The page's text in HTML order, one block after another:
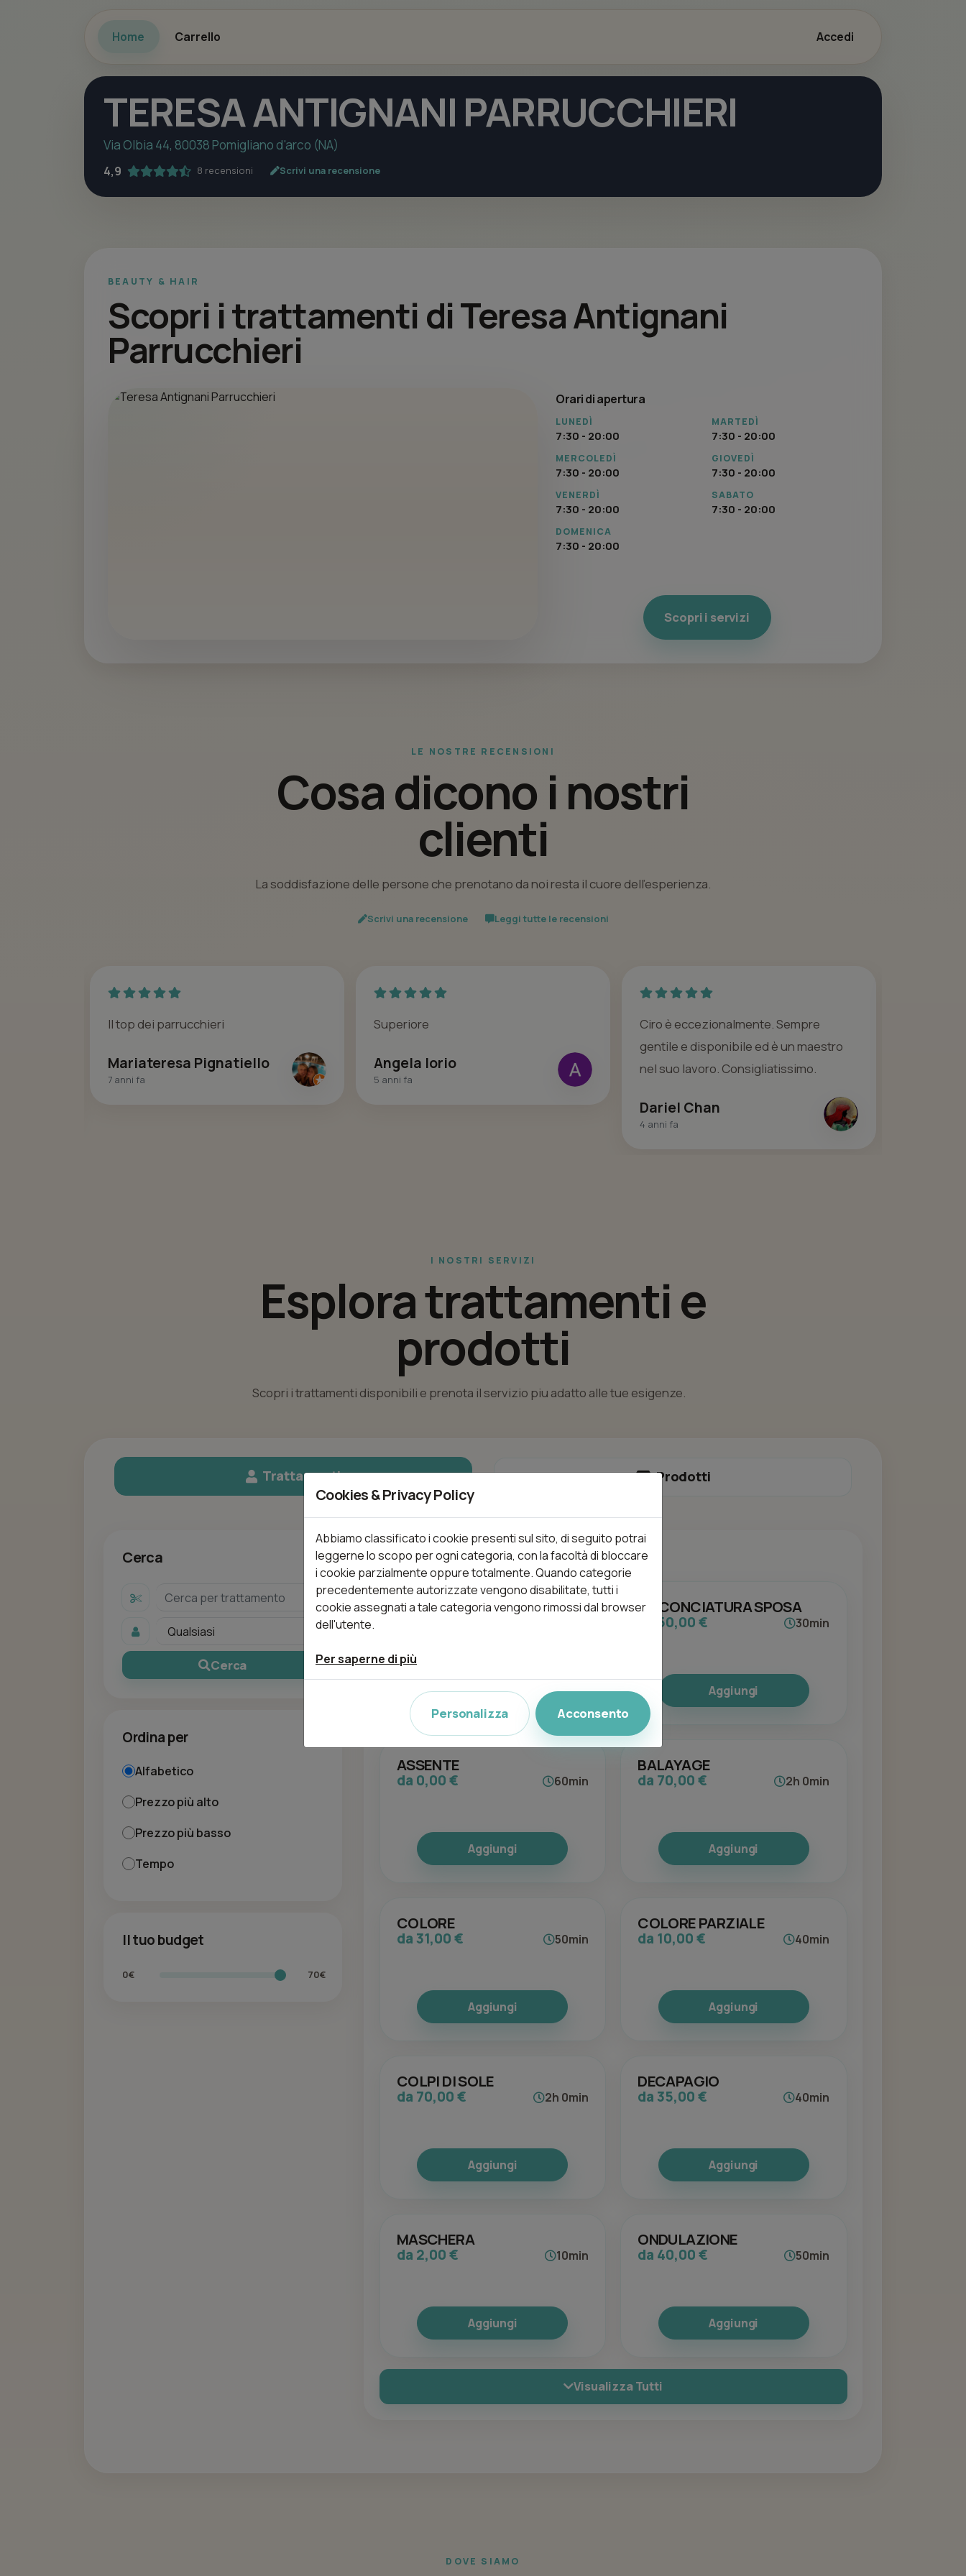
Home Carrello Accedi
TERESA ANTIGNANI PARRUCCHIERI
Via Olbia 44, 80038 Pomigliano d'arco (NA)
4,9 8 recensioni Scrivi una recensione
BEAUTY & HAIR
Scopri i trattamenti di Teresa Antignani
Parrucchieri
Orari di apertura
LUNEDÌ
7:30 - 20:00
MARTEDÌ
7:30 - 20:00
MERCOLEDÌ
7:30 - 20:00
GIOVEDÌ
7:30 - 20:00
VENERDÌ
7:30 - 20:00
SABATO
7:30 - 20:00
DOMENICA
7:30 - 20:00
Scopri i servizi
LE NOSTRE RECENSIONI
Cosa dicono i nostri
clienti
La soddisfazione delle persone che prenotano da noi resta il cuore dell’esperienza.
Scrivi una recensione Leggi tutte le recensioni
Il top dei parrucchieri
Mariateresa Pignatiello
7 anni fa
Superiore
Angela Iorio
5 anni fa
Ciro è eccezionalmente. Sempre
gentile e disponibile ed è un maestro
nel suo lavoro. Consigliatissimo.
Dariel Chan
4 anni fa
I NOSTRI SERVIZI
Esplora trattamenti e
prodotti
Scopri i trattamenti disponibili e prenota il servizio piu adatto alle tue esigenze.
Trattamenti Prodotti
Cerca
Cerca
Ordina per
Alfabetico
Prezzo più alto
Prezzo più basso
Tempo
Il tuo budget
0€ 70€
Trattamenti (27)
ACCONCIATURA
Aggiungi
ACCONCIATURA SPOSA
da 50,00 € 30min
Aggiungi
ASSENTE
da 0,00 € 60min
Aggiungi
BALAYAGE
da 70,00 € 2h 0min
Aggiungi
COLORE
da 31,00 € 50min
Aggiungi
COLORE PARZIALE
da 10,00 € 40min
Aggiungi
COLPI DI SOLE
da 70,00 € 2h 0min
Aggiungi
DECAPAGIO
da 35,00 € 40min
Aggiungi
MASCHERA
da 2,00 € 10min
Aggiungi
ONDULAZIONE
da 40,00 € 50min
Aggiungi
Visualizza Tutti
DOVE SIAMO
Cookies & Privacy Policy
Abbiamo classificato i cookie presenti sul sito, di seguito potrai
leggerne lo scopo per ogni categoria, con la facoltà di bloccare
i cookie parzialmente oppure totalmente. Quando categorie
precedentemente autorizzate vengono disabilitate, tutti i
cookie assegnati a tale categoria vengono rimossi dal browser
dell'utente.
Per saperne di più
Personalizza Acconsento